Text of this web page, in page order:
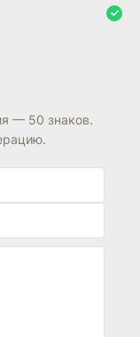
— 50 знаков.